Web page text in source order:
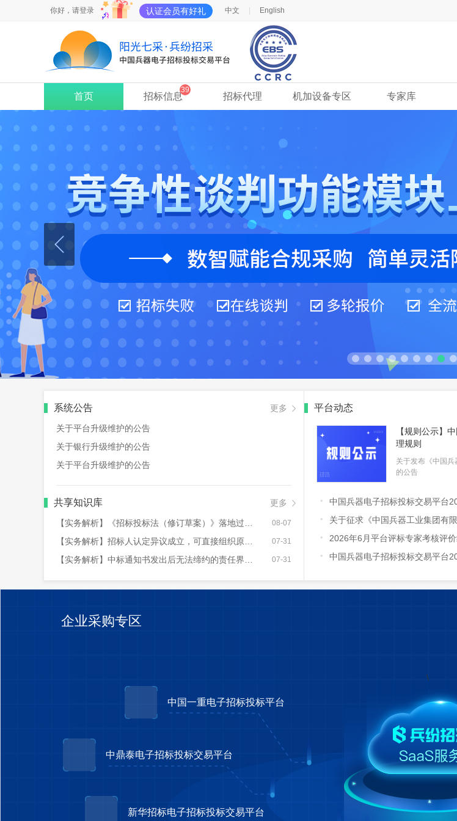
你好， 请登录 认证会员有好礼 中文 English
首页 招标信息
39
招标代理 机加设备专区 专家库

系统公告 更多 
关于平台升级维护的公告
关于银行升级维护的公告
关于平台升级维护的公告
2026-07-17 15:26:30.0
共享知识库 更多 
08-07
07-31
07-31
平台动态
【规则公示】
理规则
关于发布《中国兵
的公告
 中国兵器电子招标投标交易平台2026年第五批标准化电子
 关于征求《中国兵器工业集团有限公司评标专家和评标
 2026年6月平台评标专家考核评
 中国兵器电子招标投标交易平台2026年第四批标准化
企业采购专区
\
中鼎泰电子招标投标交易平台
新华招标电子招标投标交易平台
中国一重电子招标投标平台